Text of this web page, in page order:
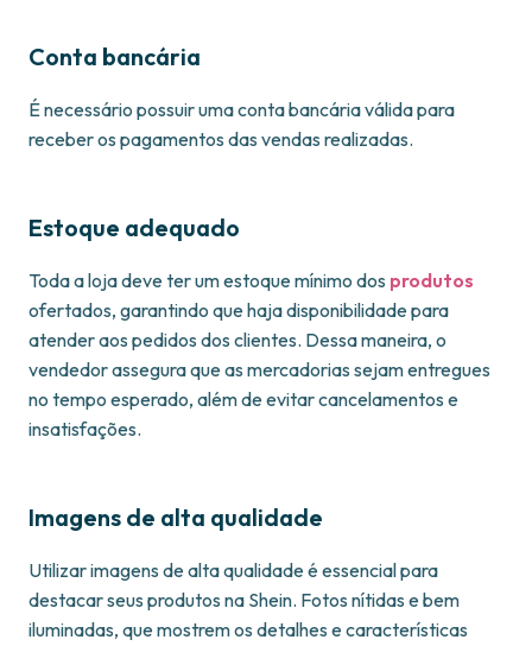
Conta bancária
É necessário possuir uma conta bancária válida para
receber os pagamentos das vendas realizadas.
Estoque adequado
Toda a loja deve ter um estoque mínimo dos produtos
ofertados, garantindo que haja disponibilidade para
atender aos pedidos dos clientes. Dessa maneira, o
vendedor assegura que as mercadorias sejam entregues
no tempo esperado, além de evitar cancelamentos e
insatisfações.
Imagens de alta qualidade
Utilizar imagens de alta qualidade é essencial para
destacar seus produtos na Shein. Fotos nítidas e bem
iluminadas, que mostrem os detalhes e características